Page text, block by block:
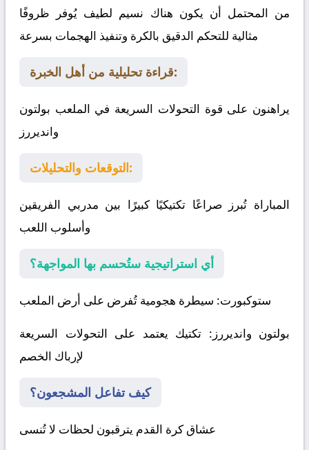
من المحتمل أن يكون هناك نسيم لطيف يُوفر ظروفًا
مثالية للتحكم الدقيق بالكرة وتنفيذ الهجمات بسرعة
قراءة تحليلية من أهل الخبرة:
يراهنون على قوة التحولات السريعة في الملعب بولتون
وانديررز
التوقعات والتحليلات:
المباراة تُبرز صراعًا تكتيكيًا كبيرًا بين مدربي الفريقين
وأسلوب اللعب
أي استراتيجية ستُحسم بها المواجهة؟
ستوكبورت: سيطرة هجومية تُفرض على أرض الملعب
بولتون وانديررز : تكتيك يعتمد على التحولات السريعة
لإرباك الخصم
كيف تفاعل المشجعون؟
عشاق كرة القدم يترقبون لحظات لا تُنسى